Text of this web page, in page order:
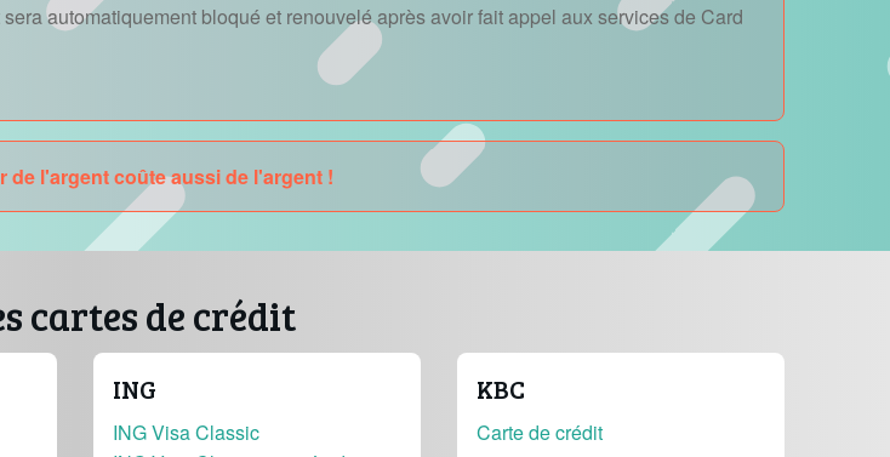
automatiquement bloqué et renouvelé après avoir fait appel aux services de Card
de l'argent coûte aussi de l'argent !
cartes de crédit
ING
ING Visa Classic
KBC
Carte de crédit